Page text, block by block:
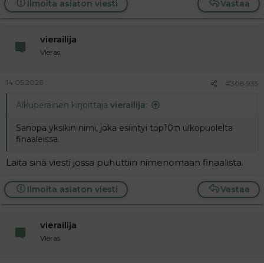
Vastaa
Ilmoita asiaton viesti
vierailija
Vieras
14.05.2026 #308 935
Alkuperäinen kirjoittaja vierailija:
Sanopa yksikin nimi, joka esiintyi top10:n ulkopuolelta
finaaleissa.
Laita sinä viesti jossa puhuttiin nimenomaan finaalista.
Vastaa
Ilmoita asiaton viesti
vierailija
Vieras